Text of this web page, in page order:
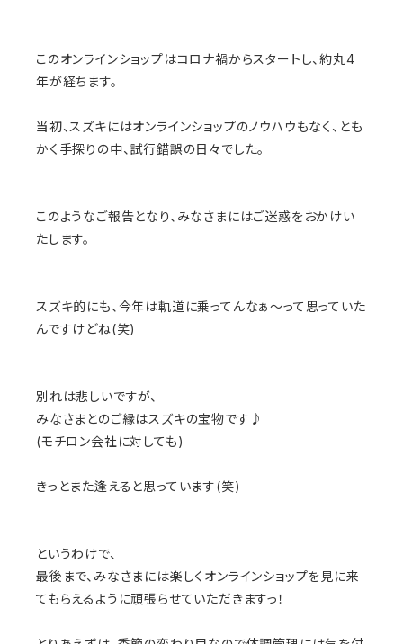
このオンラインショップはコロナ禍からスタートし、約丸4
年が経ちます。
当初、スズキにはオンラインショップのノウハウもなく、 とも
かく手探りの中、試行錯誤の日々でした。
このようなご報告となり、 みなさまにはご迷惑をおかけい
たします。
スズキ的にも、今年は軌道に乗ってんなぁ～って思っていた
んですけどね(笑)
別れは悲しいですが、
みなさまとのご縁はスズキの宝物です♪
(モチロン会社に対しても)
きっとまた逢えると思っています(笑)
というわけで、
最後まで、 みなさまには楽しくオンラインショップを見に来
てもらえるように頑張らせていただきますっ！